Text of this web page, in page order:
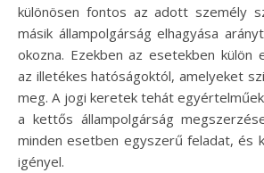
különösen fontos az adott személy
másik állampolgárság elhagyása
okozna. Ezekben az esetekben külön
az illetékes hatóságoktól, amelyeket
meg. A jogi keretek tehát
a kettős állampolgárság
minden esetben egyszerű feladat, és
igényel.